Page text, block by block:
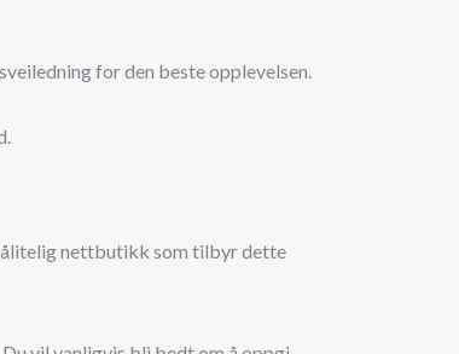
for den beste opplevelsen.
nettbutikk som tilbyr dette